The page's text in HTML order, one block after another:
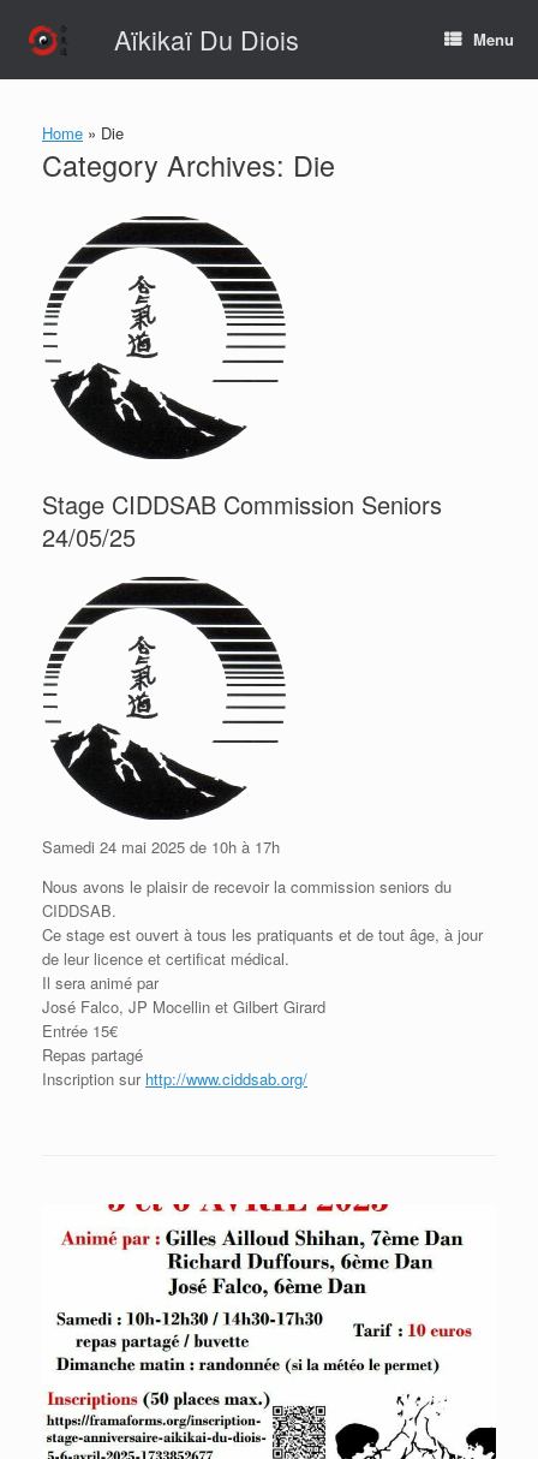
content
Aïkikaï Du Diois Menu
Home » Die
Category Archives: Die
Stage CIDDSAB Commission Seniors
24/05/25
Samedi 24 mai 2025 de 10h à 17h
Nous avons le plaisir de recevoir la commission seniors du
CIDDSAB.
Ce stage est ouvert à tous les pratiquants et de tout âge, à jour
de leur licence et certificat médical.
Il sera animé par
José Falco, JP Mocellin et Gilbert Girard
Entrée 15€
Repas partagé
Inscription sur http://www.ciddsab.org/